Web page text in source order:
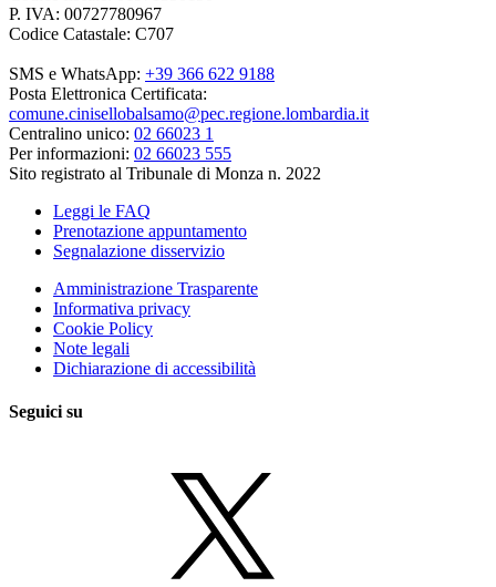
P. IVA: 00727780967
Codice Catastale: C707
SMS e WhatsApp: +39 366 622 9188
Posta Elettronica Certificata:
comune.cinisellobalsamo@pec.regione.lombardia.it
Centralino unico: 02 66023 1
Per informazioni: 02 66023 555
Sito registrato al Tribunale di Monza n. 2022
Leggi le FAQ
Prenotazione appuntamento
Segnalazione disservizio
Amministrazione Trasparente
Informativa privacy
Cookie Policy
Note legali
Dichiarazione di accessibilità
Seguici su